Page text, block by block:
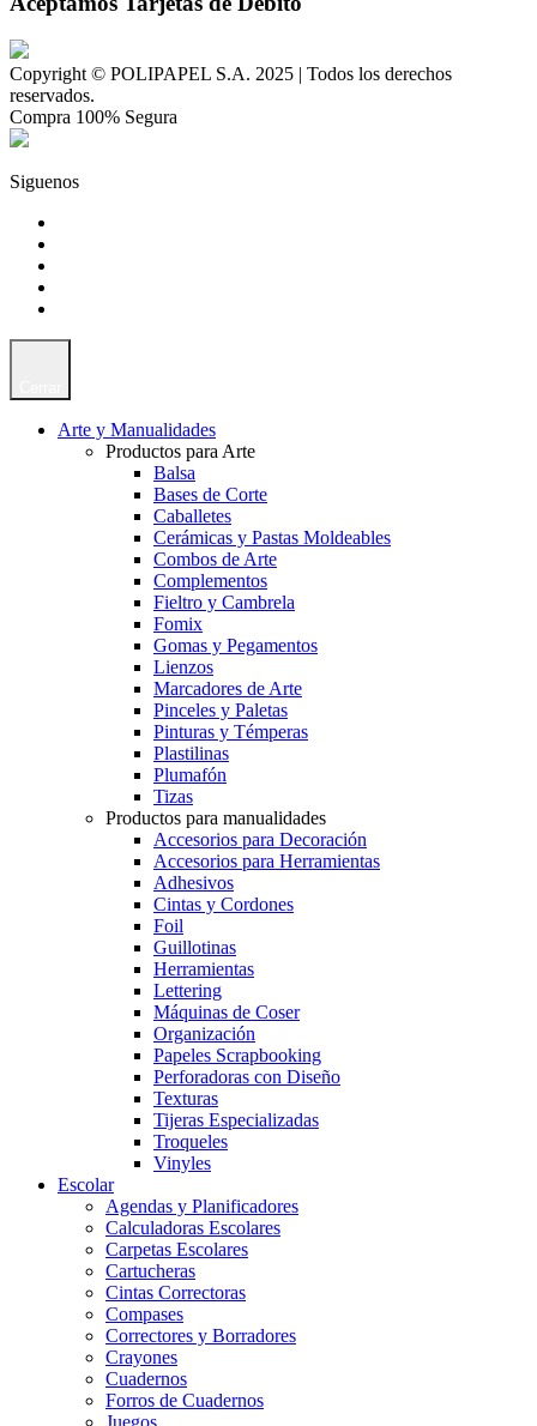
Copyright © POLIPAPEL S.A. 2025 | Todos los derechos
reservados.
Compra 100% Segura
Siguenos
Arte y Manualidades
Productos para Arte
Balsa
Bases de Corte
Caballetes
Cerámicas y Pastas Moldeables
Combos de Arte
Complementos
Fieltro y Cambrela
Fomix
Gomas y Pegamentos
Lienzos
Marcadores de Arte
Pinceles y Paletas
Pinturas y Témperas
Plastilinas
Plumafón
Tizas
Productos para manualidades
Accesorios para Decoración
Accesorios para Herramientas
Adhesivos
Cintas y Cordones
Foil
Guillotinas
Herramientas
Lettering
Máquinas de Coser
Organización
Papeles Scrapbooking
Perforadoras con Diseño
Texturas
Tijeras Especializadas
Troqueles
Vinyles
Escolar
Agendas y Planificadores
Calculadoras Escolares
Carpetas Escolares
Cartucheras
Cintas Correctoras
Compases
Correctores y Borradores
Crayones
Cuadernos
Forros de Cuadernos
Juegos